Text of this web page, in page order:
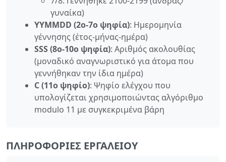
γυναίκα)
YYMMDD (2ο-7ο ψηφία): Ημερομηνία
γέννησης (έτος-μήνας-ημέρα)
SSS (8ο-10ο ψηφία): Αριθμός ακολουθίας
(μοναδικό αναγνωριστικό για άτομα που
γεννήθηκαν την ίδια ημέρα)
C (11ο ψηφίο): Ψηφίο ελέγχου που
υπολογίζεται χρησιμοποιώντας αλγόριθμο
modulo 11 με συγκεκριμένα βάρη
ΠΛΗΡΟΦΟΡΊΕΣ ΕΡΓΑΛΕΊΟΥ